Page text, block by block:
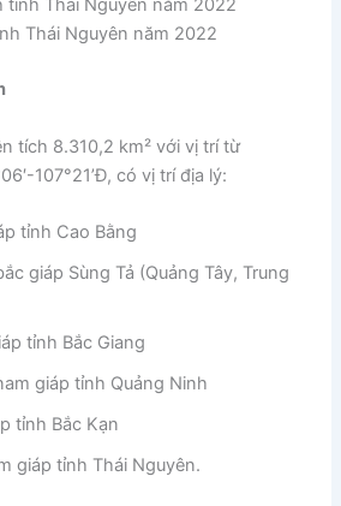
Thái Nguyên năm 2022
tích 8.310,2 km² với vị trí từ
107°21’Đ, có vị trí địa lý:
tỉnh Cao Bằng
giáp Sùng Tả (Quảng Tây, Trung
tỉnh Bắc Giang
giáp tỉnh Quảng Ninh
tỉnh Bắc Kạn
giáp tỉnh Thái Nguyên.